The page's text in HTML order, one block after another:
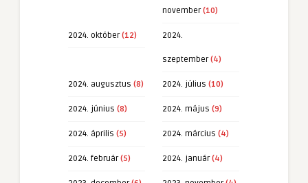
november(10)
2024. október(12) 2024.
szeptember(4)
2024. augusztus (8) 2024. július (10)
2024. június (8) 2024. május (9)
2024. április (5) 2024. március (4)
2024. február(5) 2024. január(4)